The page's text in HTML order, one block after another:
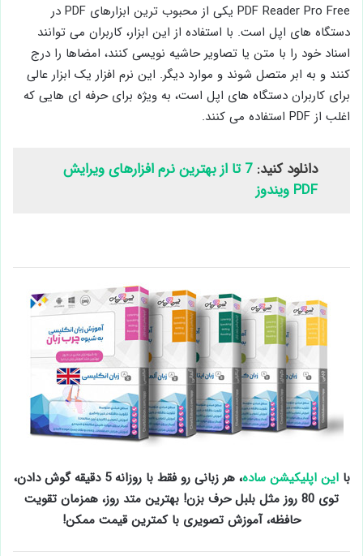
PDF Reader Pro Free یکی از محبوب ترین ابزارهای PDF در
دستگاه های اپل است. با استفاده از این ابزار، کاربران می توانند
اسناد خود را با متن یا تصاویر حاشیه نویسی کنند، امضاها را درج
کنند و به ابر متصل شوند و موارد دیگر. این نرم افزار یک ابزار عالی
برای کاربران دستگاه های اپل است، به ویژه برای حرفه ای هایی که
اغلب از PDF استفاده می کنند.
دانلود کنید:
7 تا از بهترین نرم افزارهای ویرایش
PDF ویندوز
بااین اپلیکیشن ساده
، هر زبانی رو فقط با روزانه 5 دقیقه گوش دادن،
توی 80 روز مثل بلبل حرف بزن! بهترین متد روز، همزمان تقویت
حافظه، آموزش تصویری با کمترین قیمت ممکن!